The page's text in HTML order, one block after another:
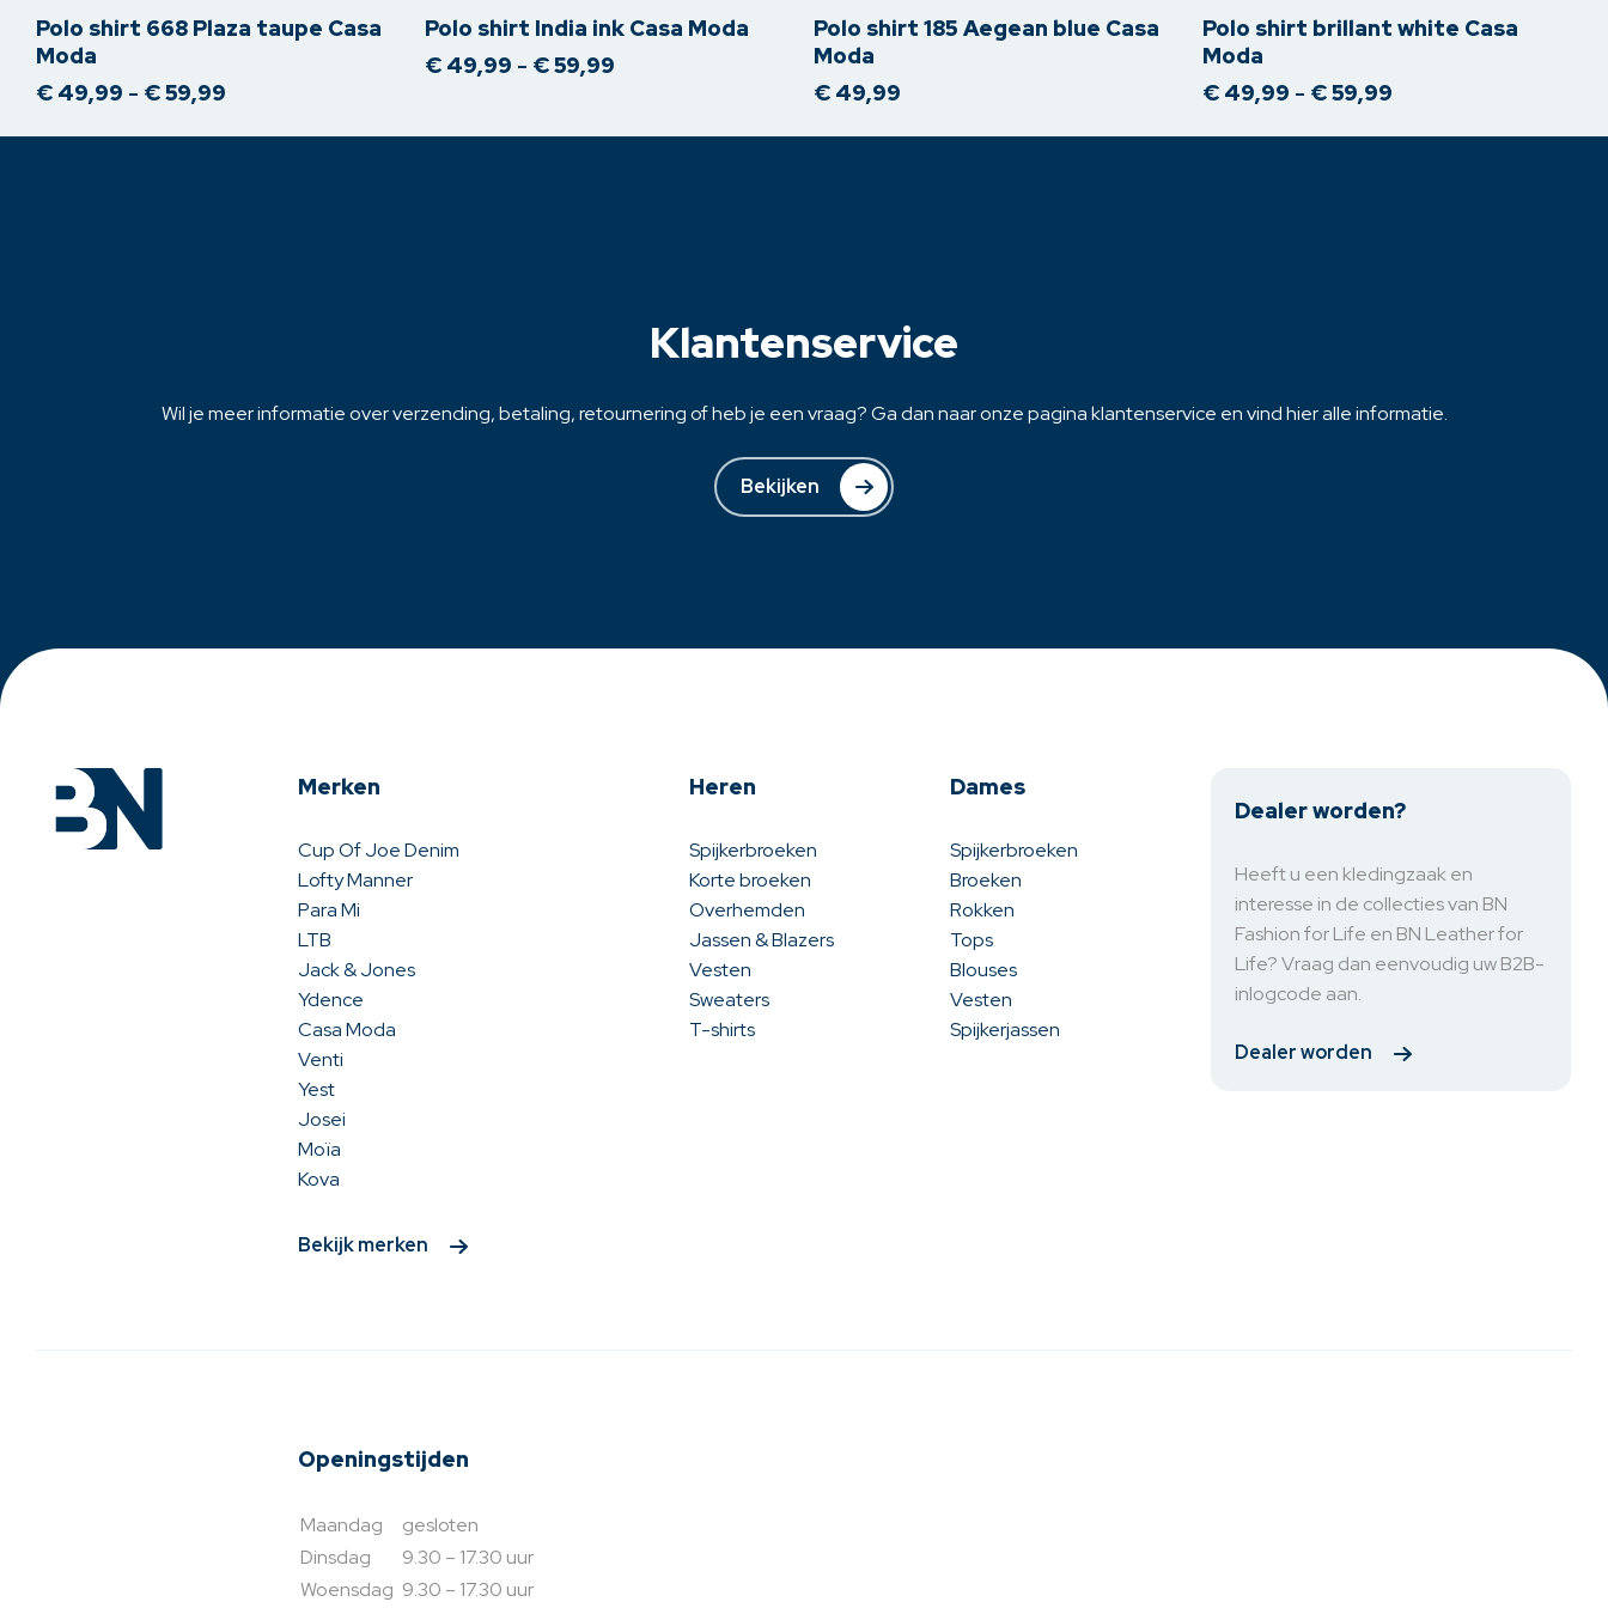
meerdere
variaties.
Deze
kan
Polo shirt 668 Plaza taupe Casa
Moda
€ 49,99 - €59,99
tot
meerdere
variaties.
kan
Polo shirt India ink Casa Moda
€49,99 - €59,99Prijsklasse:
€ 59,99
meerdere
variaties.
Deze
kan
Polo shirt 185 Aegean blue Casa
Moda
€49,99
meerdere
variaties.
Deze
kan
Polo shirt brillant white Casa
Moda
€49,99 - €59,99Prijsklasse:
tot
Klantenservice
Wil je meer informatie over verzending, betaling, retournering of heb je een vraag? Ga dan naar onze pagina klantenservice en vind hier alle informatie.
Bekijken
Merken
Cup Of Joe Denim
Lofty Manner
Para Mi
LTB
Jack & Jones
Ydence
Casa Moda
Venti
Yest
Josei
Moïa
Kova
Bekijk merken
Heren
Spijkerbroeken
Korte broeken
Overhemden
Jassen & Blazers
Vesten
Sweaters
T-shirts
Dames
Spijkerbroeken
Broeken
Rokken
Tops
Blouses
Vesten
Spijkerjassen
Dealer worden?
Heeft u een kledingzaak en
interesse in de collecties van BN
Fashion for Life en BN Leather for
Life? Vraag dan eenvoudig uw B2B-
inlogcode aan.
Dealer worden
Openingstijden
Maandag
gesloten
Dinsdag
9.30 – 17.30 uur
Woensdag 9.30 – 17.30 uur